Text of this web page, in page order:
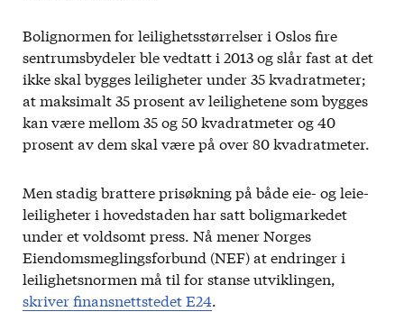
Bolignormen for leilighetsstørrelser i Oslos fire
sentrumsbydeler ble vedtatt i 2013 og slår fast at det
ikke skal bygges leiligheter under 35 kvadratmeter;
at maksimalt 35 prosent av leilighetene som bygges
kan være mellom 35 og 50 kvadratmeter og 40
prosent av dem skal være på over 80 kvadratmeter.
Men stadig brattere prisøkning på både eie- og leie-
leiligheter i hovedstaden har satt boligmarkedet
under et voldsomt press. Nå mener Norges
Eiendomsmeglingsforbund (NEF) at endringer i
leilighetsnormen må til for stanse utviklingen,
skriver finansnettstedet E24.